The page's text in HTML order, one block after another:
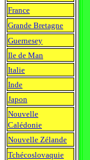
France
Grande Bretagne
Guernesey
Ile de Man
Italie
Inde
Japon
Nouvelle
Calédonie
Nouvelle Zélande
Tchécoslovaquie